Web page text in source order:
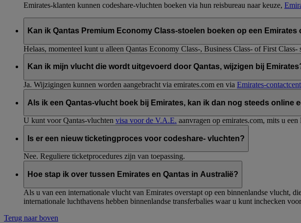
Emirates-klanten kunnen codeshare-vluchten boeken via hun reisbureau naar keuze,
Kan ik Qantas Premium Economy Class-stoelen boeken op een Emirates
Helaas, momenteel kunt u alleen Qantas Economy Class-, Business Class- of First Class-
Kan ik mijn vlucht die wordt uitgevoerd door Qantas, wijzigen bij
Ja. Wijzigingen kunnen worden aangebracht via emirates.com en via Emirates-
Als ik een Qantas-vlucht boek bij Emirates, kan ik dan nog steeds online
U kunt voor Qantas-vluchten visa voor de V.A.E. aanvragen op emirates.com, mits u
Is er een nieuw ticketingproces voor codeshare- vluchten?
Nee. Reguliere ticketprocedures zijn van toepassing.
Hoe stap ik over tussen Emirates en Qantas in Australië?
Als u van een internationale vlucht van Emirates overstapt op een binnenlandse vlucht,
internationale luchthavens hebben binnenlandse transferbalies waar u kunt inchecken
Terug naar boven